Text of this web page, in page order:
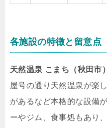
各施設の特徴と留意点
天然温泉 こまち（秋田市）
屋号の通り天然温泉が楽
があるなど本格的な設備
ーやジム、食事処もあり